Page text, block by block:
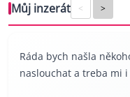
Můj inzerát < >
Ráda bych našla
naslouchat a treba mi i